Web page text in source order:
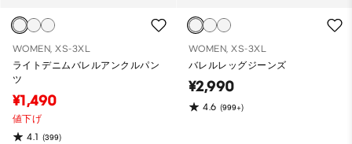
WOMEN, XS-3XL
ライトデニムバレルアンクルパン
ツ
¥1,490
値下げ
4.1 (399)
WOMEN, XS-3XL
バレルレッグジーンズ
¥2,990
4.6 (999+)